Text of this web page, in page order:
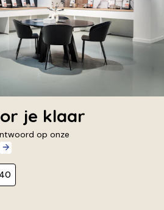
je klaar
op onze